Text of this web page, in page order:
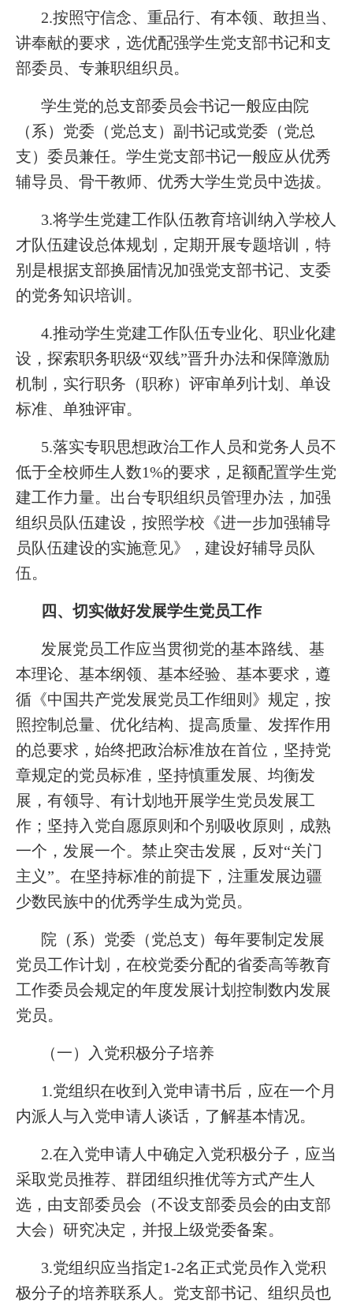
2.按照守信念、重品行、有本领、敢担当、
讲奉献的要求，选优配强学生党支部书记和支
部委员、专兼职组织员。
学生党的总支部委员会书记一般应由院
（系）党委（党总支）副书记或党委（党总
支）委员兼任。学生党支部书记一般应从优秀
辅导员、骨干教师、优秀大学生党员中选拔。
3.将学生党建工作队伍教育培训纳入学校人
才队伍建设总体规划，定期开展专题培训，特
别是根据支部换届情况加强党支部书记、支委
的党务知识培训。
4.推动学生党建工作队伍专业化、职业化建
设，探索职务职级“双线”晋升办法和保障激励
机制，实行职务（职称）评审单列计划、单设
标准、单独评审。
5.落实专职思想政治工作人员和党务人员不
低于全校师生人数1%的要求，足额配置学生党
建工作力量。出台专职组织员管理办法，加强
组织员队伍建设，按照学校《进一步加强辅导
员队伍建设的实施意见》，建设好辅导员队
伍。
四、切实做好发展学生党员工作
发展党员工作应当贯彻党的基本路线、基
本理论、基本纲领、基本经验、基本要求，遵
循《中国共产党发展党员工作细则》规定，按
照控制总量、优化结构、提高质量、发挥作用
的总要求，始终把政治标准放在首位，坚持党
章规定的党员标准，坚持慎重发展、均衡发
展，有领导、有计划地开展学生党员发展工
作；坚持入党自愿原则和个别吸收原则，成熟
一个，发展一个。禁止突击发展，反对“关门
主义”。在坚持标准的前提下，注重发展边疆
少数民族中的优秀学生成为党员。
院（系）党委（党总支）每年要制定发展
党员工作计划，在校党委分配的省委高等教育
工作委员会规定的年度发展计划控制数内发展
党员。
（一）入党积极分子培养
1.党组织在收到入党申请书后，应在一个月
内派人与入党申请人谈话，了解基本情况。
2.在入党申请人中确定入党积极分子，应当
采取党员推荐、群团组织推优等方式产生人
选，由支部委员会（不设支部委员会的由支部
大会）研究决定，并报上级党委备案。
3.党组织应当指定1-2名正式党员作入党积
极分子的培养联系人。党支部书记、组织员也